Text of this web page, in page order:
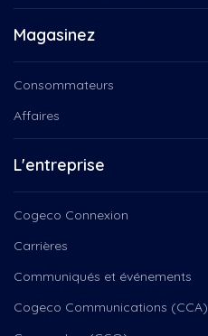
Magasinez
Consommateurs
Affaires
L'entreprise
Cogeco Connexion
Carrières
Communiqués et événements
Cogeco Communications (CCA)